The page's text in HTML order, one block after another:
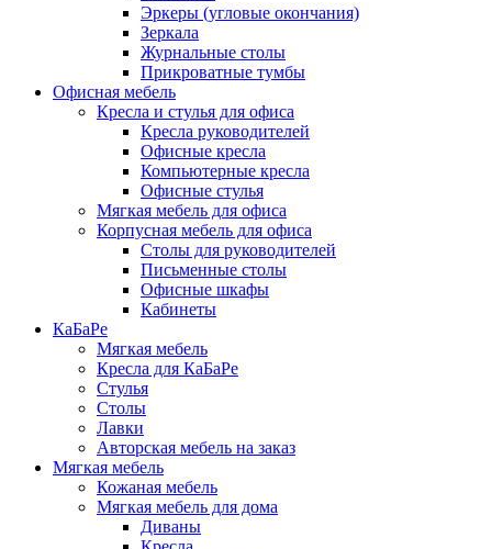
Эркеры (угловые окончания)
Зеркала
Журнальные столы
Прикроватные тумбы
Офисная мебель
Кресла и стулья для офиса
Кресла руководителей
Офисные кресла
Компьютерные кресла
Офисные стулья
Мягкая мебель для офиса
Корпусная мебель для офиса
Столы для руководителей
Письменные столы
Офисные шкафы
Кабинеты
КаБаРе
Мягкая мебель
Кресла для КаБаРе
Стулья
Столы
Лавки
Авторская мебель на заказ
Мягкая мебель
Кожаная мебель
Мягкая мебель для дома
Диваны